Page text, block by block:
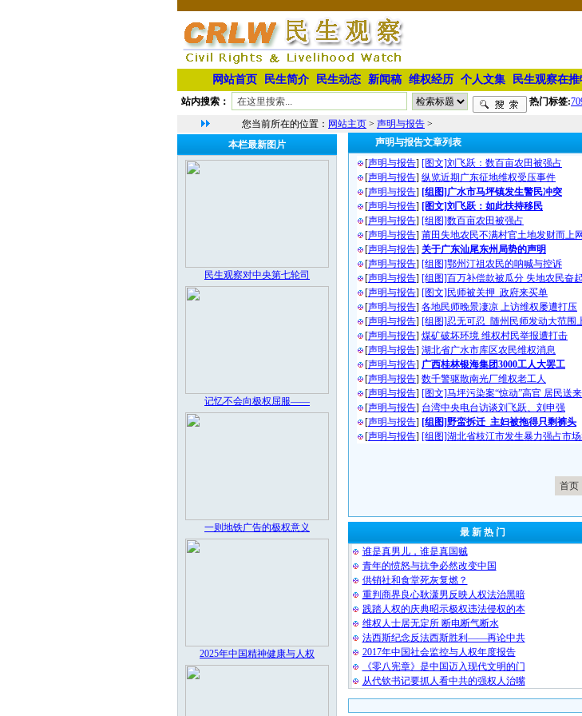
网站首页 民生简介 民生动态 新闻稿 维权经历 个人文集 民生观察在推
站内搜索： 热门标签:
您当前所在的位置： 网站主页 > 声明与报告 >
本栏最新图片
民生观察对中央第七轮司
记忆不会向极权屈服——
一则地铁广告的极权意义
2025年中国精神健康与人权
声明与报告文章列表
[声明与报告] [图文]刘飞跃：数百亩农田被强占
[声明与报告] 纵览近期广东征地维权受压事件
[声明与报告] [组图]广水市马坪镇发生警民冲突
[声明与报告] [图文]刘飞跃：如此扶持移民
[声明与报告] [组图]数百亩农田被强占
[声明与报告] 莆田失地农民不满村官土地发财而上
[声明与报告] 关于广东汕尾东州局势的声明
[声明与报告] [组图]鄂州汀祖农民的呐喊与控诉
[声明与报告] [组图]百万补偿款被瓜分 失地农民奋
[声明与报告] [图文]民师被关押 政府来买单
[声明与报告] 各地民师晚景凄凉 上访维权屡遭打压
[声明与报告] [组图]忍无可忍 随州民师发动大范围
[声明与报告] 煤矿破坏环境 维权村民举报遭打击
[声明与报告] 湖北省广水市库区农民维权消息
[声明与报告] 广西桂林银海集团3000工人大罢工
[声明与报告] 数千警驱散南光厂维权老工人
[声明与报告] [图文]马坪污染案“惊动”高官 居民送
[声明与报告] 台湾中央电台访谈刘飞跃、刘申强
[声明与报告] [组图]野蛮拆迁 主妇被拖得只剩裤头
[声明与报告] [组图]湖北省枝江市发生暴力强占市
首页
最 新 热 门
谁是真男儿，谁是真国贼
青年的愤怒与抗争必然改变中国
供销社和食堂死灰复燃？
重判商界良心耿潇男反映人权法治黑暗
践踏人权的庆典昭示极权违法侵权的本
维权人士居无定所 断电断气断水
法西斯纪念反法西斯胜利——再论中共
2017年中国社会监控与人权年度报告
《零八宪章》是中国迈入现代文明的门
从代钦书记要抓人看中共的强权人治嘴